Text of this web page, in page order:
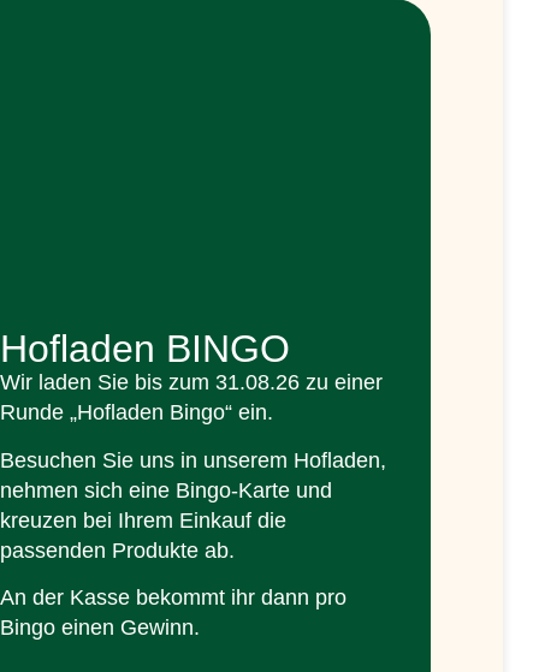
Hofladen BINGO
Wir laden Sie bis zum 31.08.26 zu einer
Runde „Hofladen Bingo“ ein.
Besuchen Sie uns in unserem Hofladen,
nehmen sich eine Bingo-Karte und
kreuzen bei Ihrem Einkauf die
passenden Produkte ab.
An der Kasse bekommt ihr dann pro
Bingo einen Gewinn.